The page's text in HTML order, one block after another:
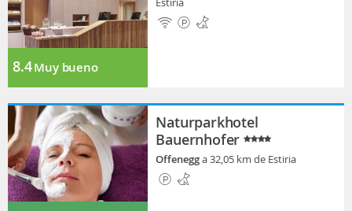
8.4Muy bueno
Naturparkhotel
Bauernhofer
Offenegga 32,05 km de Estiria